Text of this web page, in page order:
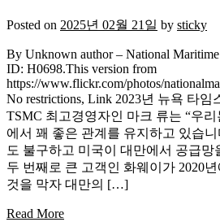
Posted on 2025년 02월 21일 by sticky
By Unknown author – National
ID: H0698.This version from
https://www.flickr.com/photos/
No restrictions, Link 2023년 뉴욕 타임
TSMC 최고경영자인 마크 류는 “우
에서 꽤 좋은 관계를 유지하고 있습니
도 불구하고 미국이 대만에서 공급망
두 번째로 큰 고객인 화웨이가 2020
것을 막자 대만의 […]
Read More